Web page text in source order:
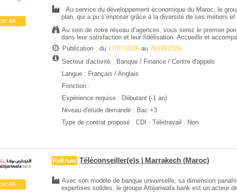
4K
Au service du développement économique du Maroc, le
plan, qui a pu s’imposer grâce à la diversité de ses métiers
Au sein de notre réseau d’agences, vous serez le premier
dans leur satisfaction et leur fidélisation. Accueillir et
Publication : du 17/07/2026au 26/08/2026
Secteur d'activité : Banque / Finance/ Centre d'appels
Langue : Français / Anglais
Fonction :
Expérience requise : Débutant (-1 an)
Niveau d'étude demandé : Bac +3
Type de contrat proposé : CDI - Télétravail : Non
4K
ReKrute Téléconseiller(e)s | Marrakech (Maroc)
Avec son modèle de banque universelle, sa dimension
expertises solides, le groupe Attijariwafa bank est un acteur